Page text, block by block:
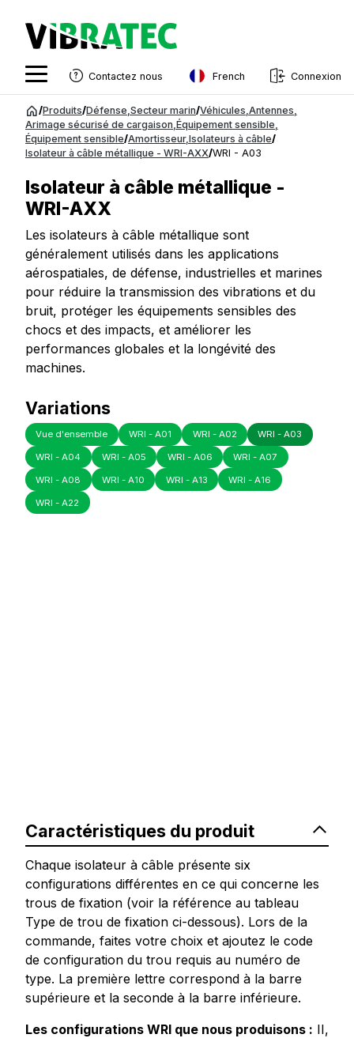
contenu
Contactez nous French
English
Swedish
Norwegian
French
Finnish
Danish
Connexion
/Produits/Défense Secteur marin/Véhicules Antennes
Arimage sécurisé de cargaison Équipement sensible
Équipement sensible/Amortisseur, Isolateurs à câble/
Isolateur à câble métallique - WRI-AXX/WRI - A03
Isolateur à câble métallique -
WRI-AXX
Les isolateurs à câble métallique sont
généralement utilisés dans les applications
aérospatiales, de défense, industrielles et marines
pour réduire la transmission des vibrations et du
bruit, protéger les équipements sensibles des
chocs et des impacts, et améliorer les
performances globales et la longévité des
machines.
Variations
Vue d'ensemble WRI - A01 WRI - A02 WRI - A03
WRI - A04 WRI - A05 WRI - A06 WRI - A07
WRI - A08 WRI - A10 WRI - A13 WRI - A16
WRI - A22
Caractéristiques du produit
Chaque isolateur à câble présente six
configurations différentes en ce qui concerne les
trous de fixation (voir la référence au tableau
Type de trou de fixation ci-dessous). Lors de la
commande, faites votre choix et ajoutez le code
de configuration du trou requis au numéro de
type. La première lettre correspond à la barre
supérieure et la seconde à la barre inférieure.
Les configurations WRI que nous produisons : II,